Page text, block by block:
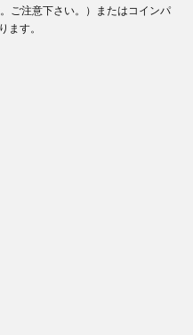
ご注意下さい。）またはコインパ
ます。